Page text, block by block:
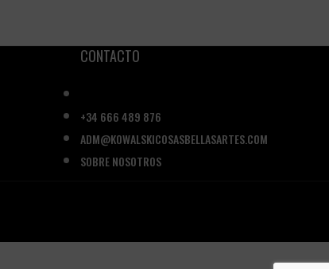
CONTACTO
+34 666 489 876
ADM@KOWALSKICOSASBELLASARTES.COM
SOBRE NOSOTROS